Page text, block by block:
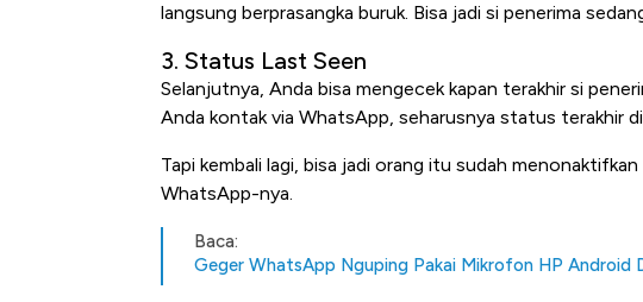
langsung berprasangka buruk. Bisa jadi si penerima
3. Status Last Seen
Selanjutnya, Anda bisa mengecek kapan terakhir si
Anda kontak via WhatsApp, seharusnya status terakhir
Tapi kembali lagi, bisa jadi orang itu sudah
WhatsApp-nya.
Baca:
Geger WhatsApp Nguping Pakai Mikrofon HP Android